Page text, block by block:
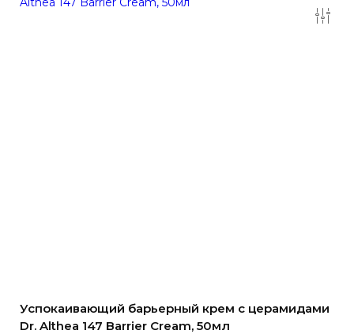
Успокаивающий барьерный крем с церамидами
Dr. Althea 147 Barrier Cream, 50мл